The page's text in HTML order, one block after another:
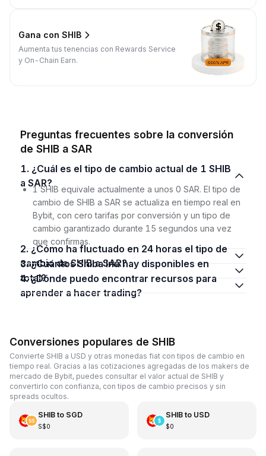
Gana con SHIB
Aumenta tus tenencias con Rewards Service
y On-Chain Earn.
Preguntas frecuentes sobre la conversión
de SHIB a SAR
1. ¿Cuál es el tipo de cambio actual de 1 SHIB
a SAR?
1 SHIB equivale actualmente a unos 0 SAR. El tipo de
cambio de SHIB a SAR se actualiza en tiempo real en
Bybit, con cero tarifas por conversión y un tipo de
cambio garantizado durante 15 segundos una vez
que confirmas.
2. ¿Cómo ha fluctuado en 24 horas el tipo de
cambio de SHIB a SAR?
3. ¿Cuántos Shiba Inu hay disponibles en
total?
4. ¿Dónde puedo encontrar recursos para
aprender a hacer trading?
Conversiones populares de SHIB
Convierte SHIB a USD y otras monedas fiat con tipos de cambio en
tiempo real. Gracias a las cotizaciones agregadas de los makers de
mercado de Bybit, puedes consultar el valor actual de SHIB y
convertirlo con confianza, con tipos de cambio precisos y sin
spreads ocultos.
SHIBto SGD
S$0
SHIBto USD
$0